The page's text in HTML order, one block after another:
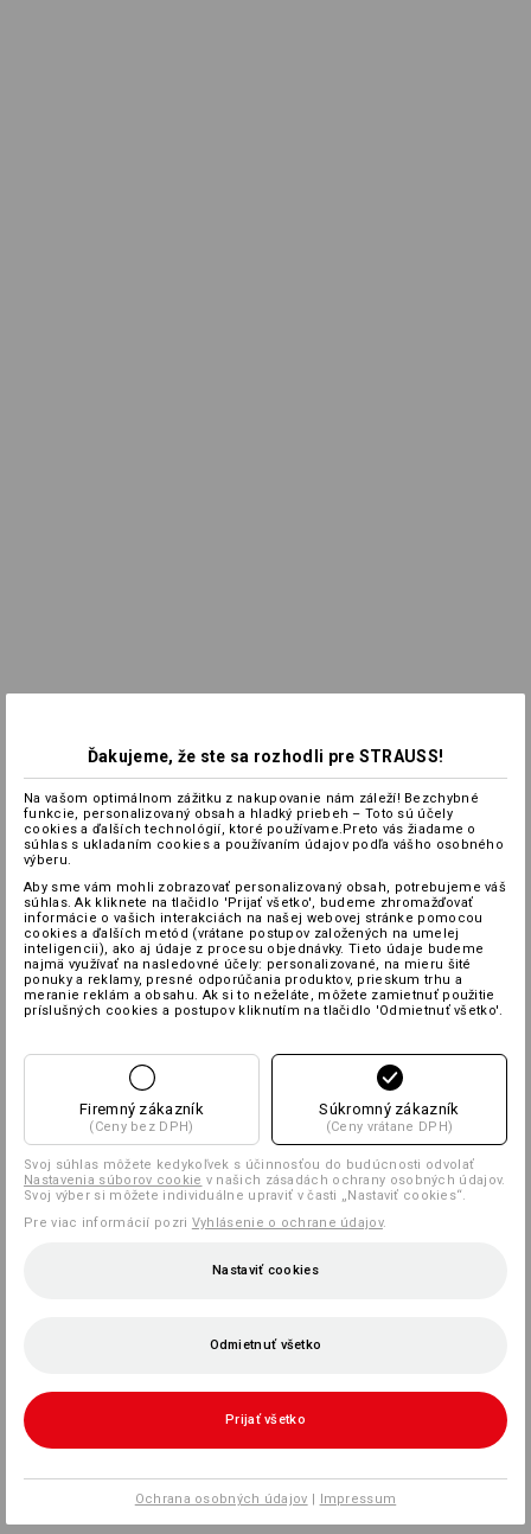
Ďakujeme, že ste sa rozhodli pre STRAUSS!
Na vašom optimálnom zážitku z nakupovanie nám záleží! Bezchybné
funkcie, personalizovaný obsah a hladký priebeh – Toto sú účely
cookies a ďalších technológií, ktoré používame.Preto vás žiadame o
súhlas s ukladaním cookies a používaním údajov podľa vášho osobného
výberu.
Aby sme vám mohli zobrazovať personalizovaný obsah, potrebujeme váš
súhlas. Ak kliknete na tlačidlo 'Prijať všetko', budeme zhromažďovať
informácie o vašich interakciách na našej webovej stránke pomocou
cookies a ďalších metód (vrátane postupov založených na umelej
inteligencii), ako aj údaje z procesu objednávky. Tieto údaje budeme
najmä využívať na nasledovné účely: personalizované, na mieru šité
ponuky a reklamy, presné odporúčania produktov, prieskum trhu a
meranie reklám a obsahu. Ak si to neželáte, môžete zamietnuť použitie
príslušných cookies a postupov kliknutím na tlačidlo 'Odmietnuť všetko'.
Firemný zákazník
(Ceny bez DPH)
Súkromný zákazník
(Ceny vrátane DPH)
Svoj súhlas môžete kedykoľvek s účinnosťou do budúcnosti odvolať
Nastavenia súborov cookie v našich zásadách ochrany osobných údajov.
Svoj výber si môžete individuálne upraviť v časti „Nastaviť cookies“.
Pre viac informácií pozri Vyhlásenie o ochrane údajov.
Nastaviť cookies
Odmietnuť všetko
Prijať všetko
Ochrana osobných údajov | Impressum